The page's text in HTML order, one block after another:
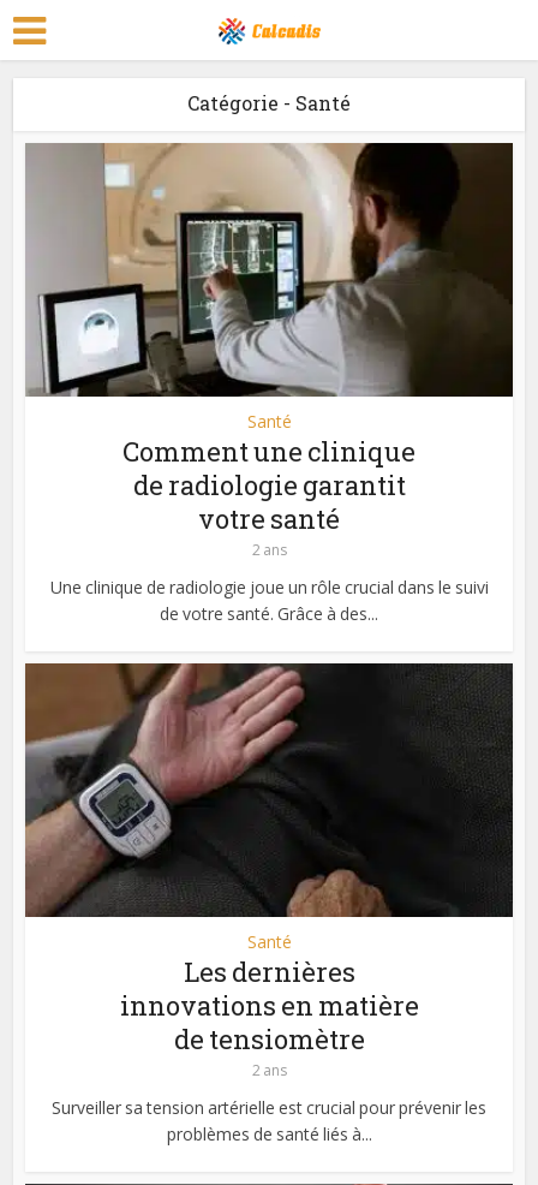
Catégorie - Santé
Santé
Comment une clinique
de radiologie garantit
votre santé
2 ans
Une clinique de radiologie joue un rôle crucial dans le suivi
de votre santé. Grâce à des...
Santé
Les dernières
innovations en matière
de tensiomètre
2 ans
Surveiller sa tension artérielle est crucial pour prévenir les
problèmes de santé liés à...